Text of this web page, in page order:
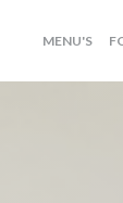
MENU'S